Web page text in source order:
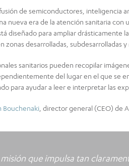
fusión de semiconductores, inteligencia
nueva era de la atención sanitaria
diseñado para ampliar drásticamente
zonas desarrolladas, subdesarrolladas
sanitarios pueden recopilar
del lugar en el que se
para ayudar a leer e interpretar las
Bouchenaki , director general (CEO) de
misión que impulsa tan